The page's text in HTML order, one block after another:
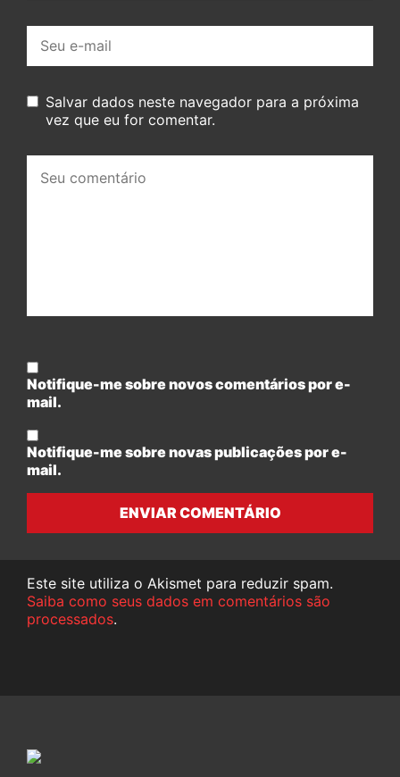
mail:
Salvar dados neste navegador para a próxima
vez que eu for comentar.
comentário:
Notifique-me sobre novos comentários por e-
mail.
Notifique-me sobre novas publicações por e-
mail.
ENVIAR COMENTÁRIO
Este site utiliza o Akismet para reduzir spam.
Saiba como seus dados em comentários são
processados.